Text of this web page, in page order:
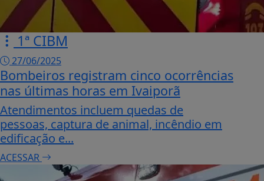
1ª CIBM
27/06/2025
Bombeiros registram cinco ocorrências
nas últimas horas em Ivaiporã
Atendimentos incluem quedas de
pessoas, captura de animal, incêndio em
edificação e...
ACESSAR